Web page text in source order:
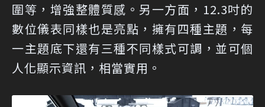
圍等，增強整體質感。另一方面，12.3吋的
數位儀表同樣也是亮點，擁有四種主題，每
一主題底下還有三種不同樣式可調，並可個
人化顯示資訊，相當實用。